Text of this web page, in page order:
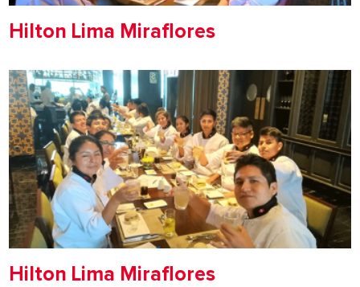
Hilton Lima Miraflores
Hilton Lima Miraflores